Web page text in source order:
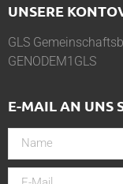
UNSERE
GLS
GENODEM1GLS
E-MAIL AN UNS